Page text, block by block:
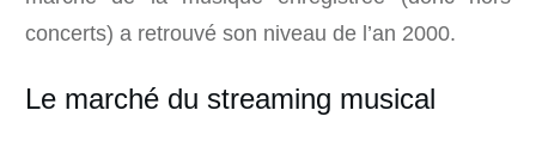
concerts) a retrouvé son niveau de l’an 2000.
Le marché du streaming musical